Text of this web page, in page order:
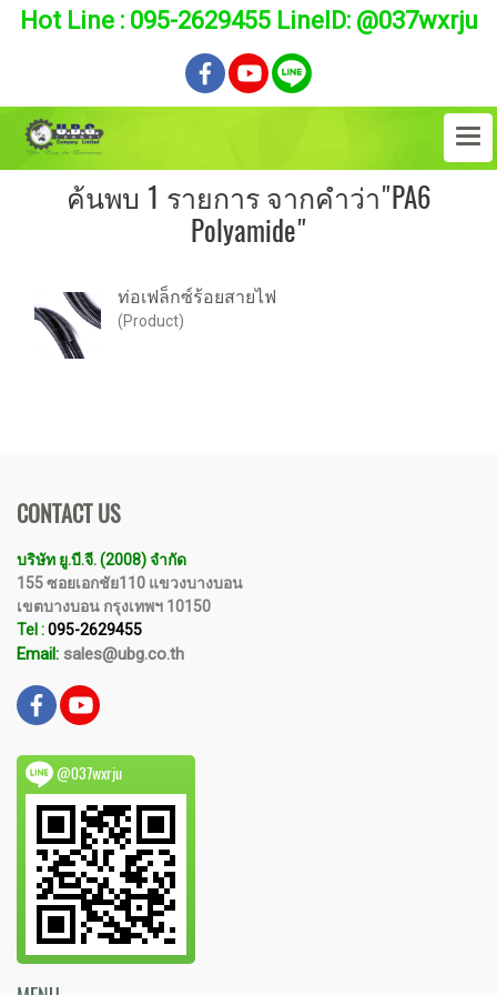
Hot Line : 095-2629455 LineID: @037wxrju
ค้นพบ 1 รายการ จากคำว่า"PA6
Polyamide"
ท่อเฟล็กซ์ร้อยสายไฟ
(Product)
CONTACT US
บริษัท ยู.บี.จี. (2008) จำกัด
155 ซอยเอกชัย110 แขวงบางบอน
เขตบางบอน กรุงเทพฯ 10150
Tel :095-2629455
Email: sales@ubg.co.th
@037wxrju